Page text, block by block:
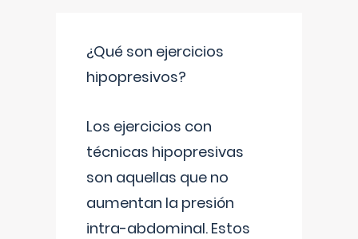
¿Qué son ejercicios
hipopresivos?
Los ejercicios con
técnicas hipopresivas
son aquellas que no
aumentan la presión
intra-abdominal. Estos